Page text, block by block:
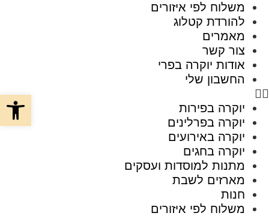
משלוח לפי איזורים
להורדת קטלוג
מאמרים
צור קשר
אודות יוקרה בפרי
החשבון שלי
יוקרה בפירות
יוקרה בפרלינים
יוקרה באירועים
יוקרה בחגים
מתנות למוסדות ועסקים
מארזים לשבת
חנות
משלוח לפי איזורים
פתח